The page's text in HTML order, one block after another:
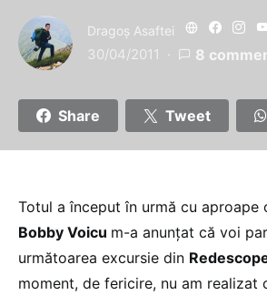
Dragoş Asaftei
30/04/2011 8
Share Tweet
Totul a început în urmă cu aproape
Bobby Voicu m-a anunțat că voi
următoarea excursie din
moment, de fericire, nu am realizat